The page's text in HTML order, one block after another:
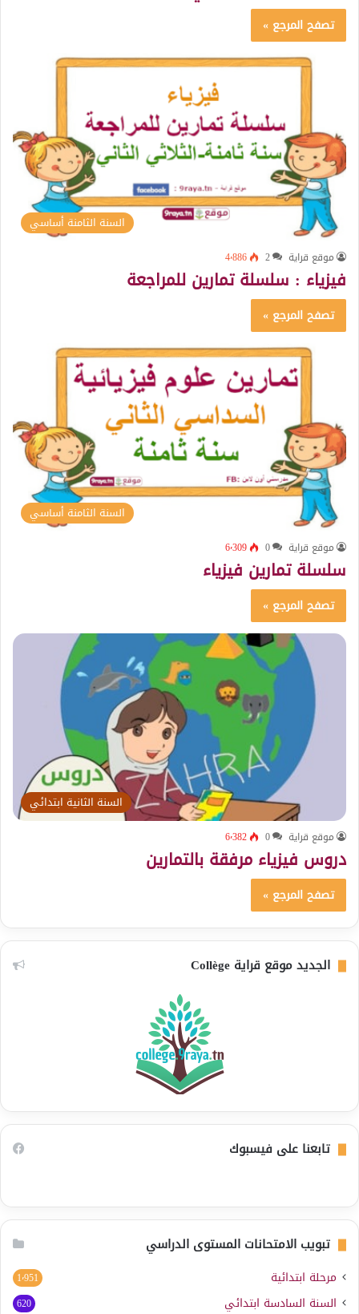
تصفح المرجع »
السنة الثامنة أساسي
موقع قراية 2 4٬886
فيزياء : سلسلة تمارين للمراجعة
تصفح المرجع »
السنة الثامنة أساسي
موقع قراية 0 6٬309
سلسلة تمارين فيزياء
تصفح المرجع »
السنة الثانية ابتدائي
موقع قراية 0 6٬382
دروس فيزياء مرفقة بالتمارين
تصفح المرجع »
الجديد موقع قراية Collège
تابعنا على فيسبوك
تبويب الامتحانات المستوى الدراسي
مرحلة ابتدائية 1٬951
السنة السادسة ابتدائي 620